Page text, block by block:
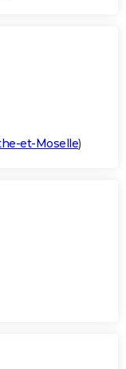
et-Moselle)